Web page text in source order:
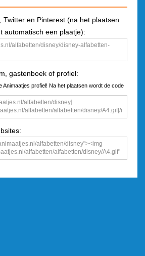
Twitter en Pinterest (na het plaatsen
automatisch een plaatje):
gastenboek of profiel:
Animaatjes profiel! Na het plaatsen wordt de code